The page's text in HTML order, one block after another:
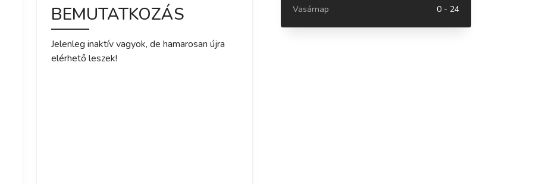
BEMUTATKOZÁS
Jelenleg inaktív vagyok, de hamarosan újra
elérhető leszek!
Vasárnap
0 - 24